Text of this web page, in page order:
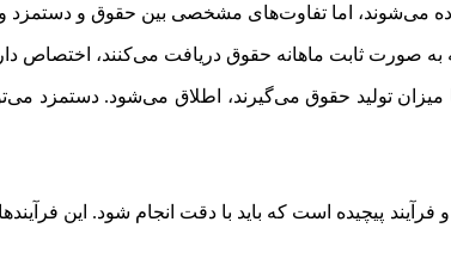
می‌شوند، اما تفاوت‌های مشخصی بین حقوق و دستمزد
به صورت ثابت ماهانه حقوق دریافت می‌کنند، اختصاص
میزان تولید حقوق می‌گیرند، اطلاق می‌شود. دستمزد
پیچیده است که باید با دقت انجام شود. این